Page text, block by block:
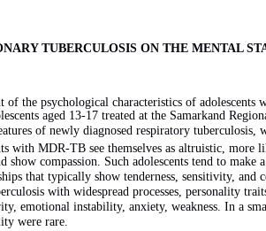
TUBERCULOSIS ON THE MENTAL
of the psychological characteristics of
aged 13-17 treated at the Samarkand
of newly diagnosed respiratory tuberculosis,
with MDR-TB see themselves as altruistic,
show compassion. Such adolescents tend to make
that typically show tenderness, sensitivity, and
with widespread processes, personality
emotional instability, anxiety, weakness. In a
were rare.